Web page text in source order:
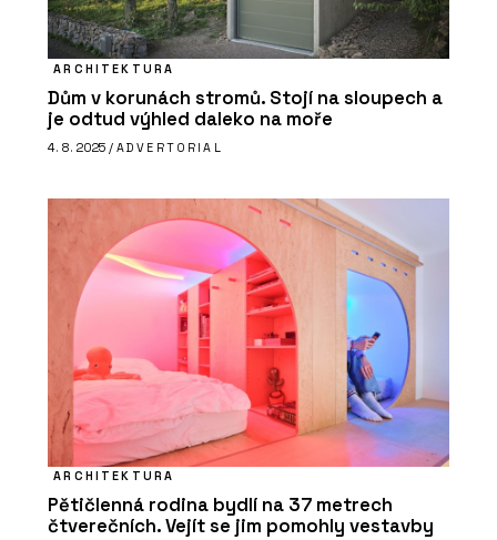
ARCHITEKTURA
Dům v korunách stromů. Stojí na sloupech a
je odtud výhled daleko na moře
4. 8. 2025 / ADVERTORIAL
ARCHITEKTURA
Pětičlenná rodina bydlí na 37 metrech
čtverečních. Vejít se jim pomohly vestavby